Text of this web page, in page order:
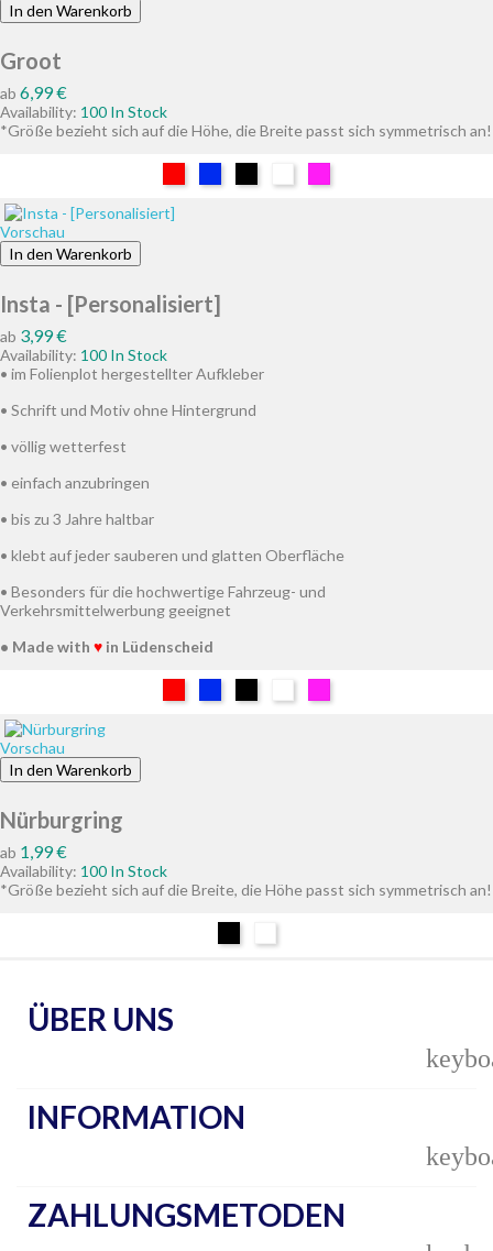
In den Warenkorb
Groot
ab Preis
6,99 €
Availability: 100 In Stock
*Größe bezieht sich auf die Höhe, die Breite passt sich symmetrisch an!
Vorschau
In den Warenkorb
Insta - [Personalisiert]
ab Preis
3,99 €
Availability: 100 In Stock
• im Folienplot hergestellter Aufkleber
• Schrift und Motiv ohne Hintergrund
• völlig wetterfest
• einfach anzubringen
• bis zu 3 Jahre haltbar
• klebt auf jeder sauberen und glatten Oberfläche
• Besonders für die hochwertige Fahrzeug- und
Verkehrsmittelwerbung geeignet
• Made with ♥ in Lüdenscheid
Vorschau
In den Warenkorb
Nürburgring
ab Preis
1,99 €
Availability: 100 In Stock
*Größe bezieht sich auf die Breite, die Höhe passt sich symmetrisch an!
ÜBER UNS
INFORMATION
ZAHLUNGSMETODEN